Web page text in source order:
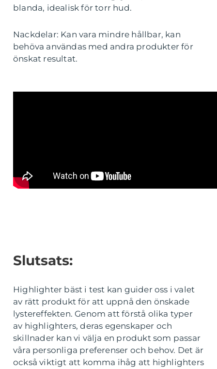
blanda, idealisk för torr hud.
Nackdelar: Kan vara mindre hållbar, kan
behöva användas med andra produkter för
önskat resultat.
Slutsats:
Highlighter bäst i test kan guider oss i valet
av rätt produkt för att uppnå den önskade
lystereffekten. Genom att förstå olika typer
av highlighters, deras egenskaper och
skillnader kan vi välja en produkt som passar
våra personliga preferenser och behov. Det är
också viktigt att komma ihåg att highlighters